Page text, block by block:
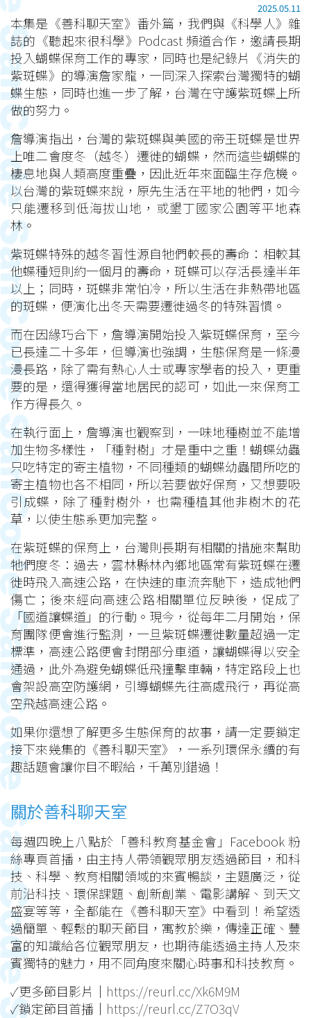
2025.05.11
本集是《善科聊天室》番外篇，我們與《科學人》雜
誌的《聽起來很科學》Podcast 頻道合作，邀請長期
投入蝴蝶保育工作的專家，同時也是紀錄片《消失的
紫斑蝶》的導演詹家龍，一同深入探索台灣獨特的蝴
蝶生態，同時也進一步了解，台灣在守護紫斑蝶上所
做的努力。
詹導演指出，台灣的紫斑蝶與美國的帝王斑蝶是世界
上唯二會度冬（越冬）遷徙的蝴蝶，然而這些蝴蝶的
棲息地與人類高度重疊，因此近年來面臨生存危機。
以台灣的紫斑蝶來說，原先生活在平地的牠們，如今
只能遷移到低海拔山地，或墾丁國家公園等平地森
林。
紫斑蝶特殊的越冬習性源自牠們較長的壽命：相較其
他蝶種短則約一個月的壽命，斑蝶可以存活長達半年
以上；同時，斑蝶非常怕冷，所以生活在非熱帶地區
的斑蝶，便演化出冬天需要遷徙過冬的特殊習慣。
而在因緣巧合下，詹導演開始投入紫斑蝶保育，至今
已長達二十多年，但導演也強調，生態保育是一條漫
漫長路，除了需有熱心人士或專家學者的投入，更重
要的是，還得獲得當地居民的認可，如此一來保育工
作方得長久。
在執行面上，詹導演也觀察到，一味地種樹並不能增
加生物多樣性，「種對樹」才是重中之重！蝴蝶幼蟲
只吃特定的寄主植物，不同種類的蝴蝶幼蟲間所吃的
寄主植物也各不相同，所以若要做好保育，又想要吸
引成蝶，除了種對樹外，也需種植其他非樹木的花
草，以使生態系更加完整。
在紫斑蝶的保育上，台灣則長期有相關的措施來幫助
牠們度冬：過去，雲林縣林內鄉地區常有紫斑蝶在遷
徙時飛入高速公路，在快速的車流奔馳下，造成牠們
傷亡；後來經向高速公路相關單位反映後，促成了
「國道讓蝶道」的行動。現今，從每年二月開始，保
育團隊便會進行監測，一旦紫斑蝶遷徙數量超過一定
標準，高速公路便會封閉部分車道，讓蝴蝶得以安全
通過，此外為避免蝴蝶低飛撞擊車輛，特定路段上也
會架設高空防護網，引導蝴蝶先往高處飛行，再從高
空飛越高速公路。
如果你還想了解更多生態保育的故事，請一定要鎖定
接下來幾集的《善科聊天室》，一系列環保永續的有
趣話題會讓你目不暇給，千萬別錯過！
關於善科聊天室
每週四晚上八點於「善科教育基金會」Facebook 粉
絲專頁首播，由主持人帶領觀眾朋友透過節目，和科
技、科學、教育相關領域的來賓暢談，主題廣泛，從
前沿科技、環保課題、創新創業、電影講解、到天文
盛宴等等，全都能在《善科聊天室》中看到！希望透
過簡單、輕鬆的聊天節目，寓教於樂，傳達正確、豐
富的知識給各位觀眾朋友，也期待能透過主持人及來
賓獨特的魅力，用不同角度來關心時事和科技教育。
✓更多節目影片｜ https://reurl.cc/Xk6M9M
✓鎖定節目首播｜ https://reurl.cc/Z7O3qV